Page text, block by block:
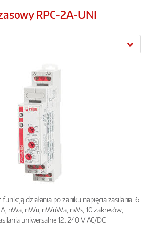
RPC-2A-UNI
działania po zaniku napięcia zasilania. 6
nWa, nWu, nWuWa, nWs, 10 zakresów,
uniwersalne 12...240 V AC/DC